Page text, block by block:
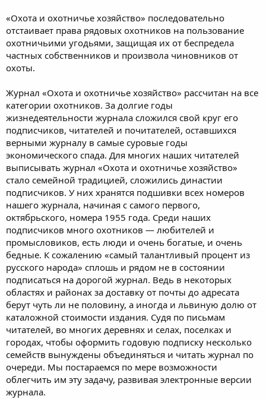
«Охота и охотничье хозяйство» последовательно
отстаивает права рядовых охотников на пользование
охотничьими угодьями, защищая их от беспредела
частных собственников и произвола чиновников от
охоты.
Журнал «Охота и охотничье хозяйство» рассчитан на все
категории охотников. За долгие годы
жизнедеятельности журнала сложился свой круг его
подписчиков, читателей и почитателей, оставшихся
верными журналу в самые суровые годы
экономического спада. Для многих наших читателей
выписывать журнал «Охота и охотничье хозяйство»
стало семейной традицией, сложились династии
подписчиков. У них хранятся подшивки всех номеров
нашего журнала, начиная с самого первого,
октябрьского, номера 1955 года. Среди наших
подписчиков много охотников — любителей и
промысловиков, есть люди и очень богатые, и очень
бедные. К сожалению «самый талантливый процент из
русского народа» сплошь и рядом не в состоянии
подписаться на дорогой журнал. Ведь в некоторых
областях и районах за доставку от почты до адресата
берут чуть ли не половину, а иногда и львиную долю от
каталожной стоимости издания. Судя по письмам
читателей, во многих деревнях и селах, поселках и
городах, чтобы оформить годовую подписку несколько
семейств вынуждены объединяться и читать журнал по
очереди. Мы постараемся по мере возможности
облегчить им эту задачу, развивая электронные версии
журнала.